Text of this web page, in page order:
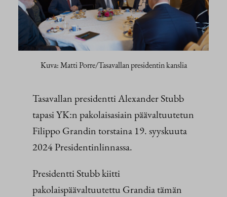
Kuva: Matti Porre/Tasavallan presidentin kanslia
Tasavallan presidentti Alexander Stubb
tapasi YK:n pakolaisasiain päävaltuutetun
Filippo Grandin torstaina 19. syyskuuta
2024 Presidentinlinnassa.
Presidentti Stubb kiitti
pakolaispäävaltuutettu Grandia tämän